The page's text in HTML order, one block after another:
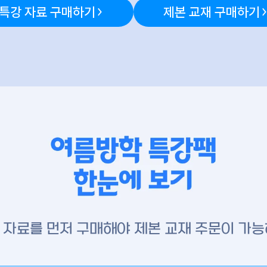
강 자료 구매하기 제본 교재 구매하기
료를 먼저 구매해야 제본 교재 주문이 가